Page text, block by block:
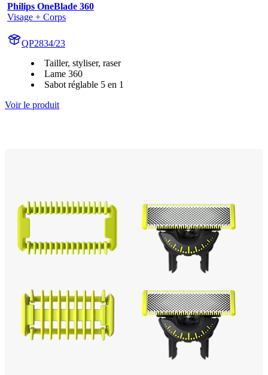
Philips OneBlade 360
Visage + Corps
QP2834/23
Tailler, styliser, raser
Lame 360
Sabot réglable 5 en 1
Voir le produit